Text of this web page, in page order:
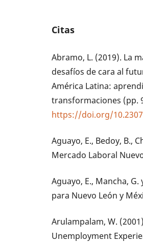
Citas
Abramo, L. (2019). La
desafíos de cara al
América Latina:
transformaciones (pp.
https://doi.org/
Aguayo, E., Bedoy, B.,
Mercado Laboral
Aguayo, E., Mancha,
para Nuevo León y
Arulampalam, W.
Unemployment